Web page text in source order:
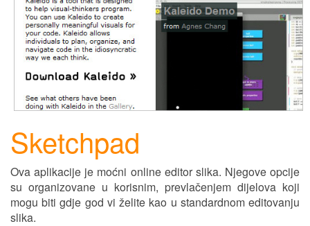
Sketchpad
Ova aplikacije je moćni online editor slika. Njegove opcije
su organizovane u korisnim, prevlačenjem dijelova koji
mogu biti gdje god vi želite kao u standardnom editovanju
slika.